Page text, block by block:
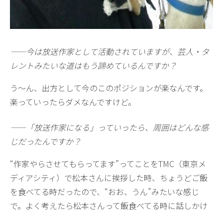
——今は放送作家として活動されていますが、芸人・タ
レントみたいな道はもう諦めているんですか？
う～ん、出方として今のこのポジションが楽なんです。
楽っていったらダメなんですけど。
——「放送作家になる」っていったら、周囲はどんな感
じだったんですか？
“作家やらさせてもらってます”ってことをTMC（東京メ
ディアシティ）で松本さんに挨拶した時、ちょうどご飯
を食べてる時だったので、“おお、うん”みたいな感じ
で。よく考えたら松本さんって飯食べてる時に話しかけ